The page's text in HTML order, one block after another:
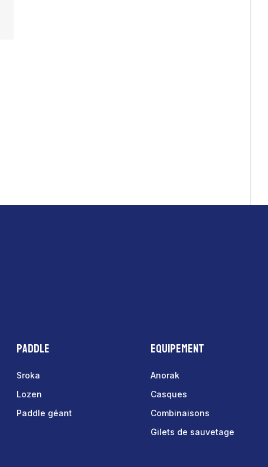
Paddle
Sroka
Lozen
Paddle géant
Equipement
Anorak
Casques
Combinaisons
Gilets de sauvetage